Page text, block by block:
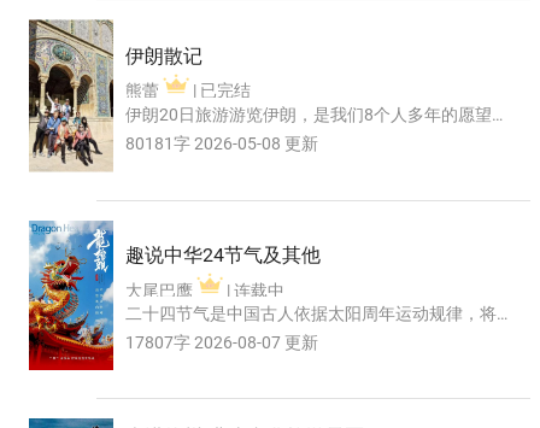
伊朗散记
熊蕾
| 已完结
伊朗20日旅游游览伊朗，是我们8个人多年的愿望。
之所以这次说走就走，还是在2月份疫情管控放开
80181字 2026-05-08 更新
趣说中华24节气及其他
大尾巴鹰
| 连载中
二十四节气是中国古人依据太阳周年运动规律，将
一年划分为24个特定节令的时间知识体系，是指导
17807字 2026-08-07 更新